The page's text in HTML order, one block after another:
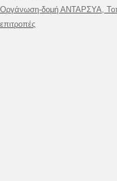
Οργάνωση-δομή ΑΝΤΑΡΣΥΑ,
επιτροπές